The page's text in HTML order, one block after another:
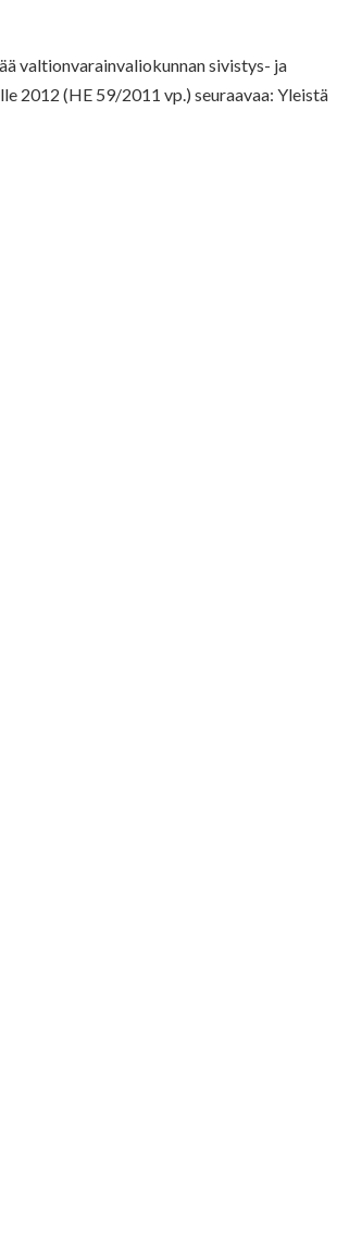
valtionvarainvaliokunnan sivistys- ja
2012 (HE 59/2011 vp.) seuraavaa: Yleistä